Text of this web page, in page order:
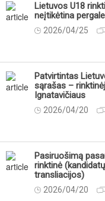
Lietuvos U18
neįtikėtina
2026/04/25
Patvirtintas
sąrašas –
Ignatavičiaus
2026/04/20
Pasiruošimą
rinktinė
transliacijos)
2026/04/20